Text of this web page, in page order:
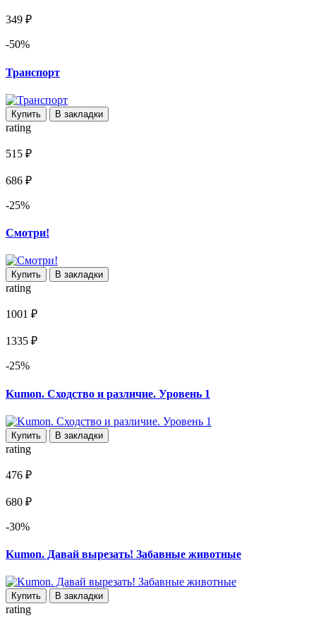
349 ₽
-50%
Транспорт
Купить В закладки
rating
515 ₽
686 ₽
-25%
Смотри!
Купить В закладки
rating
1001 ₽
1335 ₽
-25%
Kumon. Сходство и различие. Уровень 1
Купить В закладки
rating
476 ₽
680 ₽
-30%
Kumon. Давай вырезать! Забавные животные
Купить В закладки
rating